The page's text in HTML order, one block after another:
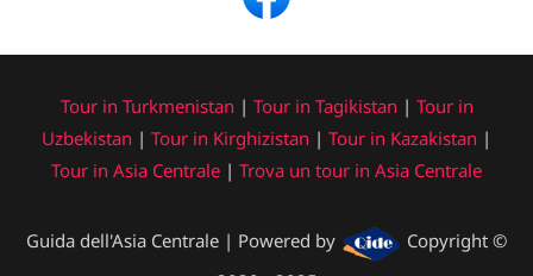
Tour in Turkmenistan | Tour in Tagikistan | Tour in
Uzbekistan | Tour in Kirghizistan | Tour in Kazakistan |
Tour in Asia Centrale | Trova un tour in Asia Centrale
Guida dell'Asia Centrale | Powered by
Copyright ©